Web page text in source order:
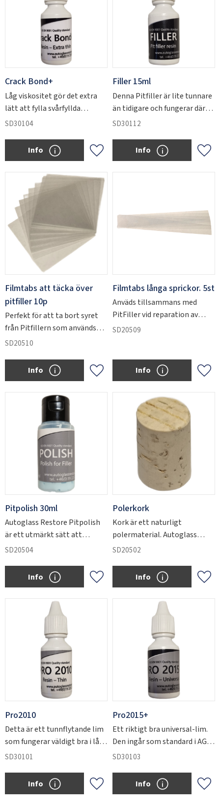
Crack Bond+
Låg viskositet gör det extra
lätt att fylla svårfyllda
sprickor.
SD30104
Lägg till i favoriter
Info
Filler 15ml
Denna Pitfiller är lite tunnare
än tidigare och fungerar därför
även bra till skador där ni
olika anledningar.
SD30112
Info
Filmtabs att täcka över
pitfiller 10p
Perfekt för att ta bort syret
från Pitfillern som används
att fylla ut håligheter på
ett bättre härdresultat.
SD20510
Lägg till i favoriter
Info
Filmtabs långa sprickor. 5st
Anväds tillsammans med
PitFiller vid reparation av
längre sprickor.
SD20509
Info
Pitpolish 30ml
Autoglass Restore Pitpolish
är ett utmärkt sätt att
förbättra den optiska
slipade ytreparationen.
SD20504
Lägg till i favoriter
Info
Polerkork
Kork är ett naturligt
polermaterial. Autoglass
Restore's polerkorkar är
att polera upp ytan på den
nedslipade Pitfillern.
SD20502
Info
Pro2010
Detta är ett tunnflytande lim
som fungerar väldigt bra i låga
temperaturer och i små tunna
SD30101
Lägg till i favoriter
Info
Pro2015+
Ett riktigt bra universal-lim.
Den ingår som standard i AGR
´s utrustningar. Klarar de allra
SD30103
Info
SVERIGE SEK